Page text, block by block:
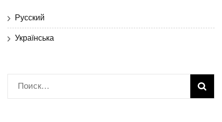
Русский
Українська
Найти: